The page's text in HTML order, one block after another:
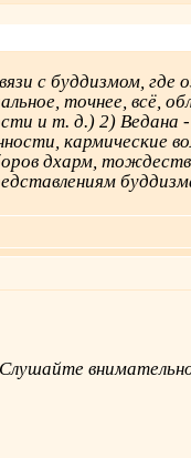
с буддизмом, где
точнее, всё,
и т. д.) 2)
кармические
дхарм,